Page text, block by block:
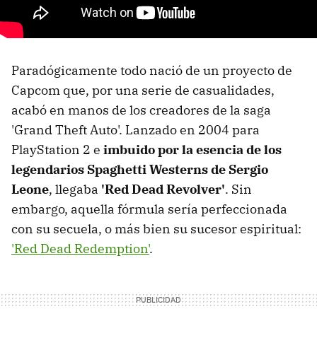
Paradógicamente todo nació de un proyecto de
Capcom que, por una serie de casualidades,
acabó en manos de los creadores de la saga
'Grand Theft Auto'. Lanzado en 2004 para
PlayStation 2 e imbuido por la esencia de los
legendarios Spaghetti Westerns de Sergio
Leone, llegaba 'Red Dead Revolver'. Sin
embargo, aquella fórmula sería perfeccionada
con su secuela, o más bien su sucesor espiritual:
'Red Dead Redemption'.